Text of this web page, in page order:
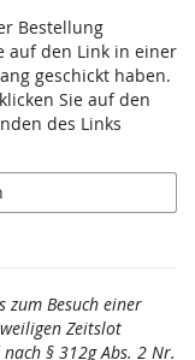
Bestellung
auf den Link in einer
geschickt haben.
Sie auf den
des Links
zum Besuch einer
Zeitslot
§ 312g Abs. 2 Nr.